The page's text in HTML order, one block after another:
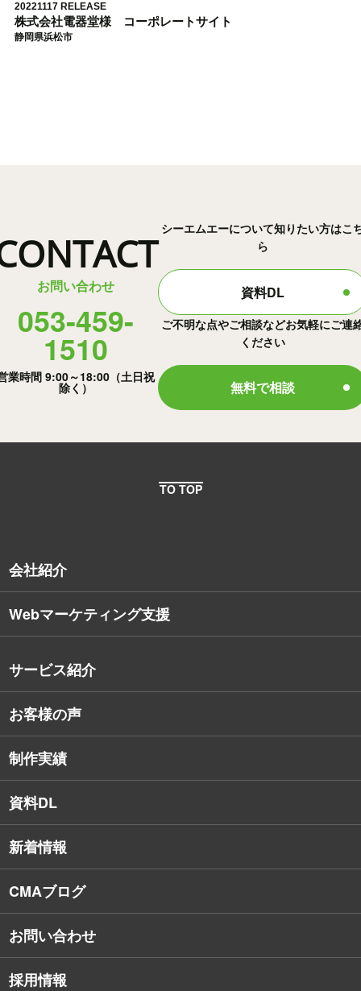
20221117 RELEASE
株式会社電器堂様 コーポレートサイト
静岡県浜松市
お問い合わせ
053-459-
1510
業時間 9:00～18:00（土日祝
除く）
シーエムエーについて知りたい方はこ
ら
資料DL
ご不明な点やご相談などお気軽にご連
ください
無料で相談
TO TOP
会社紹介
会社概要
デザイナー・エンジニア紹介
社員保有資格
Webマーケティング支援
サービス紹介
戦略的Webサイト制作
インターネット広告
SEO対策
Webアプリケーション開発
お客様の声
制作実績
資料DL
新着情報
CMAブログ
お問い合わせ
採用情報